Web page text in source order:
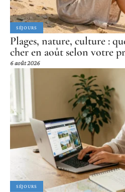
SÉJOURS
Plages, nature, culture :
cher en août selon votre
6 août 2026
SÉJOURS